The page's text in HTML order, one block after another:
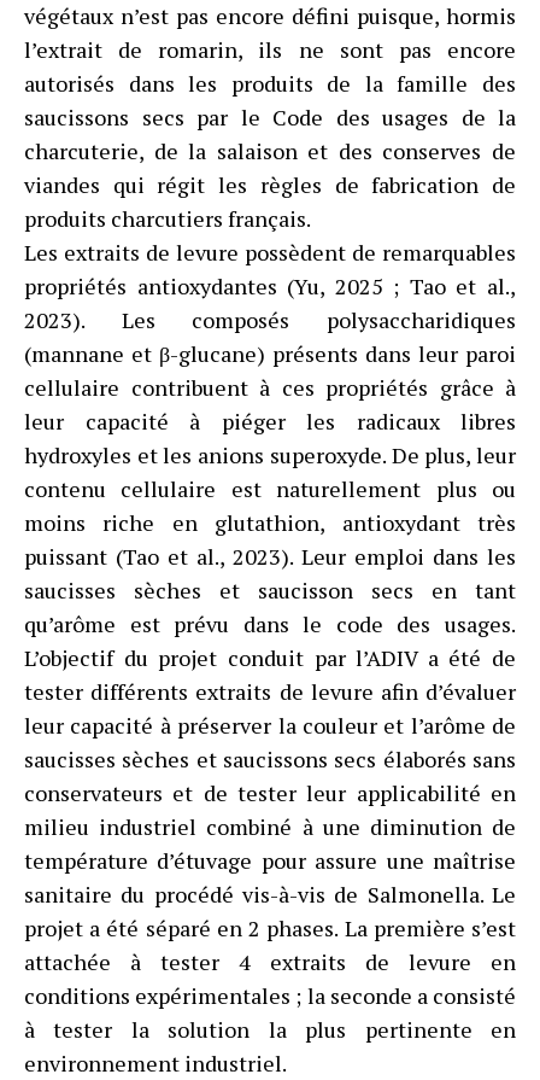
végétaux n’est pas encore défini puisque, hormis
l’extrait de romarin, ils ne sont pas encore
autorisés dans les produits de la famille des
saucissons secs par le Code des usages de la
charcuterie, de la salaison et des conserves de
viandes qui régit les règles de fabrication de
produits charcutiers français.
Les extraits de levure possèdent de remarquables
propriétés antioxydantes (Yu, 2025 ; Tao et al.,
2023). Les composés polysaccharidiques
(mannane et β-glucane) présents dans leur paroi
cellulaire contribuent à ces propriétés grâce à
leur capacité à piéger les radicaux libres
hydroxyles et les anions superoxyde. De plus, leur
contenu cellulaire est naturellement plus ou
moins riche en glutathion, antioxydant très
puissant (Tao et al., 2023). Leur emploi dans les
saucisses sèches et saucisson secs en tant
qu’arôme est prévu dans le code des usages.
L’objectif du projet conduit par l’ADIV a été de
tester différents extraits de levure afin d’évaluer
leur capacité à préserver la couleur et l’arôme de
saucisses sèches et saucissons secs élaborés sans
conservateurs et de tester leur applicabilité en
milieu industriel combiné à une diminution de
température d’étuvage pour assure une maîtrise
sanitaire du procédé vis-à-vis de Salmonella. Le
projet a été séparé en 2 phases. La première s’est
attachée à tester 4 extraits de levure en
conditions expérimentales ; la seconde a consisté
à tester la solution la plus pertinente en
environnement industriel.